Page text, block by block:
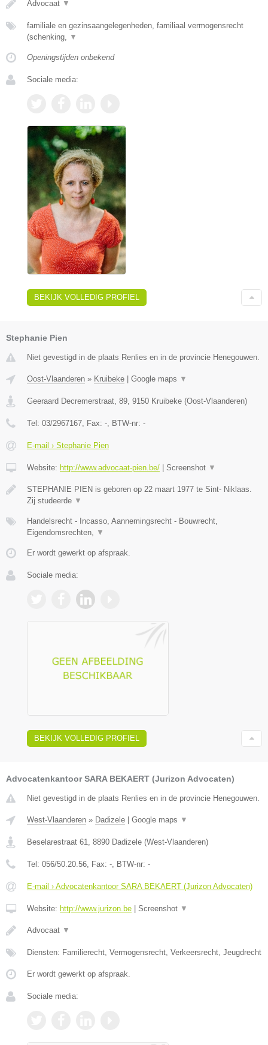
Advocaat ▼
familiale en gezinsaangelegenheden, familiaal vermogensrecht
(schenking,
▼
Openingstijden onbekend
Sociale media:
BEKIJK VOLLEDIG PROFIEL
Stephanie Pien
Niet gevestigd in de plaats Renlies en in de provincie Henegouwen.
Oost-Vlaanderen » Kruibeke | Google maps ▼
Geeraard Decremerstraat, 89 9150 Kruibeke (Oost-Vlaanderen)
Tel: 03/2967167 , Fax: - , BTW-nr: -
E-mail › Stephanie Pien
Website: http://www.advocaat-pien.be/ | Screenshot ▼
STEPHANIE PIEN is geboren op 22 maart 1977 te Sint- Niklaas.
Zij studeerde ▼
Handelsrecht - Incasso, Aannemingsrecht - Bouwrecht,
Eigendomsrechten,
▼
Er wordt gewerkt op afspraak.
Sociale media:
BEKIJK VOLLEDIG PROFIEL
Advocatenkantoor SARA BEKAERT (Jurizon Advocaten)
Niet gevestigd in de plaats Renlies en in de provincie Henegouwen.
West-Vlaanderen » Dadizele Google maps ▼
Beselarestraat 61, 8890 Dadizele (West-Vlaanderen)
Tel: 056/50.20.56, Fax: -, BTW-nr: -
E-mail › Advocatenkantoor SARA BEKAERT (Jurizon Advocaten)
Website: http://www.jurizon.be Screenshot ▼
Advocaat ▼
Diensten: Familierecht, Vermogensrecht, Verkeersrecht, Jeugdrecht
Er wordt gewerkt op afspraak.
Sociale media: